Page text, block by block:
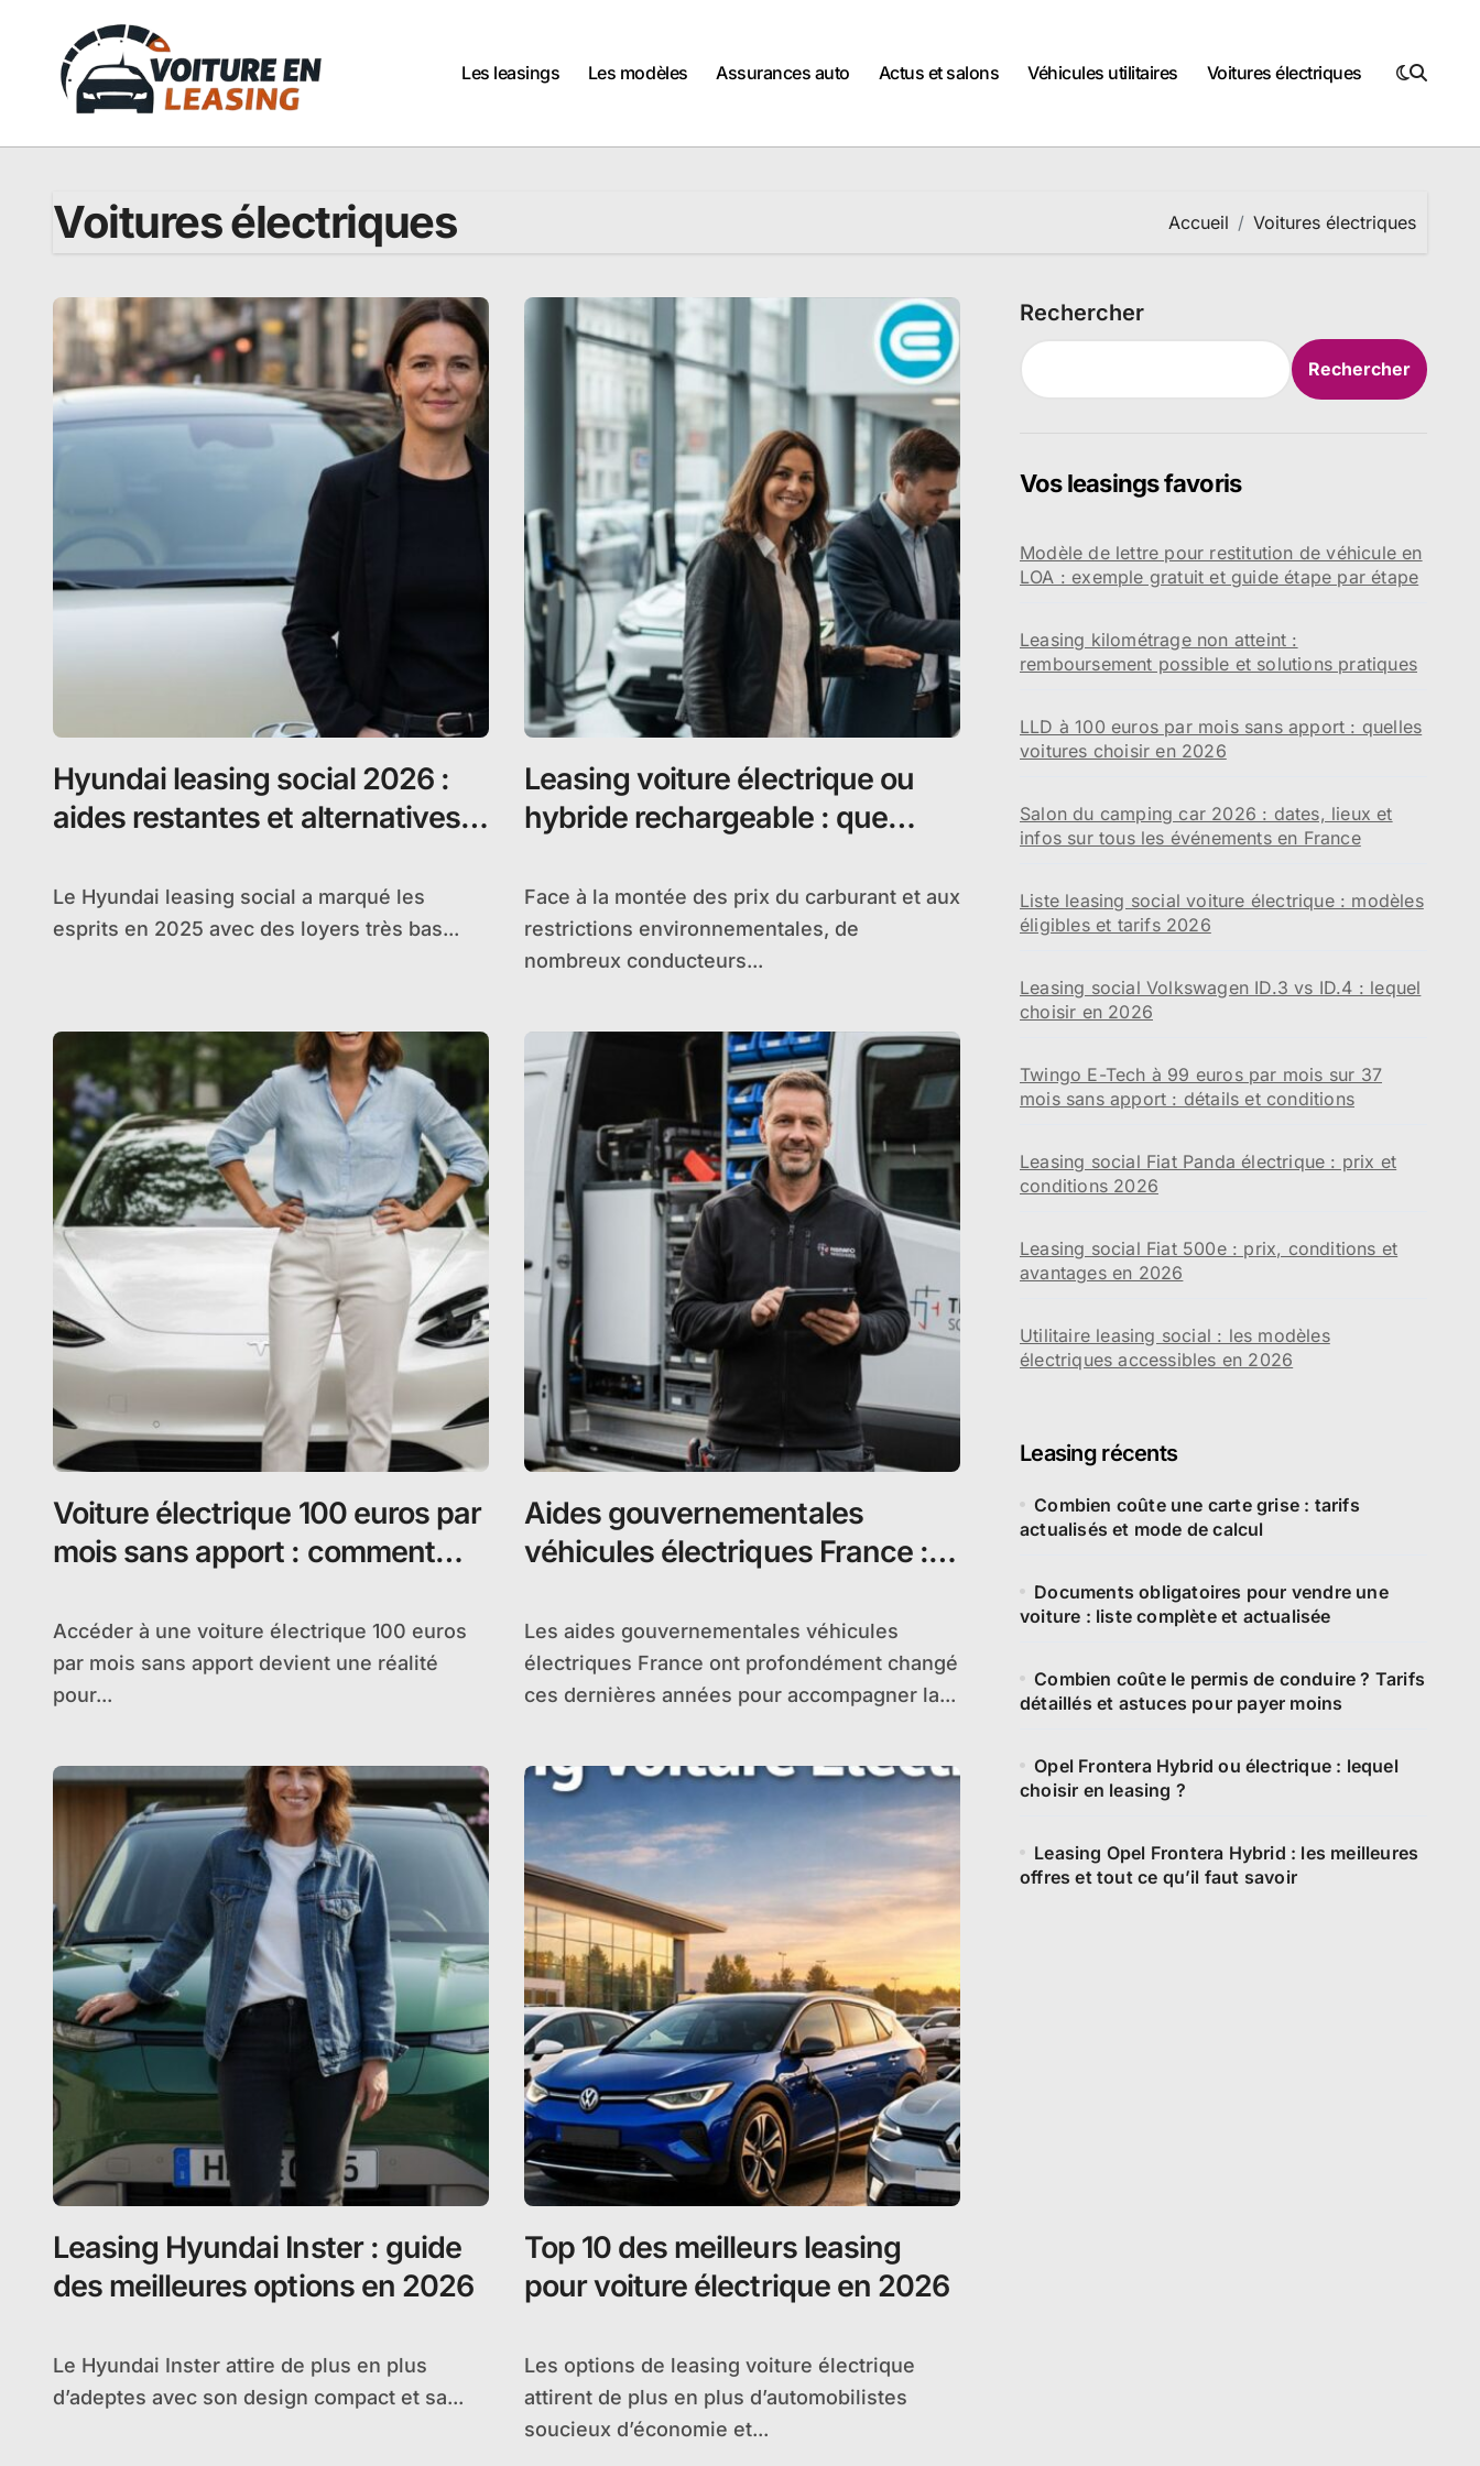
contenu
Les leasings Les modèles Assurances auto Actus et salons Véhicules utilitaires Voitures électriques
Voitures électriques Accueil Voitures électriques
Hyundai leasing social 2026 :
aides restantes et alternatives
Le Hyundai leasing social a marqué les
esprits en 2025 avec des loyers très bas...
Leasing voiture électrique ou
hybride rechargeable : que
Face à la montée des prix du carburant et aux
restrictions environnementales, de
nombreux conducteurs...
Voiture électrique 100 euros par
mois sans apport : comment
Accéder à une voiture électrique 100 euros
par mois sans apport devient une réalité
pour...
Aides gouvernementales
véhicules électriques France :
Les aides gouvernementales véhicules
électriques France ont profondément changé
ces dernières années pour accompagner la...
Leasing Hyundai Inster : guide
des meilleures options en 2026
Le Hyundai Inster attire de plus en plus
d’adeptes avec son design compact et sa...
Top 10 des meilleurs leasing
pour voiture électrique en 2026
Les options de leasing voiture électrique
attirent de plus en plus d’automobilistes
soucieux d’économie et...
Rechercher
Rechercher
Vos leasings favoris
Modèle de lettre pour restitution de véhicule en
LOA : exemple gratuit et guide étape par étape
Leasing kilométrage non atteint :
remboursement possible et solutions pratiques
LLD à 100 euros par mois sans apport : quelles
voitures choisir en 2026
Salon du camping car 2026 : dates, lieux et
infos sur tous les événements en France
Liste leasing social voiture électrique : modèles
éligibles et tarifs 2026
Leasing social Volkswagen ID.3 vs ID.4 : lequel
choisir en 2026
Twingo E-Tech à 99 euros par mois sur 37
mois sans apport : détails et conditions
Leasing social Fiat Panda électrique : prix et
conditions 2026
Leasing social Fiat 500e : prix, conditions et
avantages en 2026
Utilitaire leasing social : les modèles
électriques accessibles en 2026
Leasing récents
Combien coûte une carte grise : tarifs
actualisés et mode de calcul
Documents obligatoires pour vendre une
voiture : liste complète et actualisée
Combien coûte le permis de conduire ? Tarifs
détaillés et astuces pour payer moins
Opel Frontera Hybrid ou électrique : lequel
choisir en leasing ?
Leasing Opel Frontera Hybrid : les meilleures
offres et tout ce qu’il faut savoir